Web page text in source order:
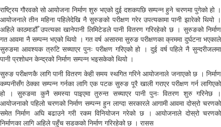
राष्ट्रिय गौरवको सो आयोजना निर्माण शुरु भएको दुई दशकपछि सम्पन्न हुने चरणमा पुगेको हो ।
आयोजनाले तीन महिना पहिलेदेखि नै सुरुङको परीक्षण गरेर उपत्यकामा पानी झारेको थियो ।
अहिले काठमाडौँ उपत्यका खानेपानी लिमिटेडले पानी वितरण गरिरहेको छ । सुरुङको निर्माण
गत आवमा नै सम्पन्न भएको थियो । गत वर्ष असारमा सुरुङ परीक्षणका क्रममा दुर्घटना भएकाले
सुरुङमा आवश्यक त्रुटि सच्याएर पुनः परीक्षण गरिएको हो । दुई वर्ष पहिले नै सुन्दरीजलमा
पानी प्रशोधन केन्द्रको निर्माण सम्पन्न भइसकेको थियो ।
सुरुङ परीक्षणकै लागि पानी वितरण केही समय स्थगित गरिने आयोजनाले जनाएको छ । निर्माण
कम्पनीसँग ठेक्का सम्पन्न गर्नका लागि एक पटक सुरुङ पूरै खाली गराएर परीक्षण गर्न लागिएको
हो । सुरुङमा कुनै समस्या पाइएमा तुरुन्त सच्याएर पानी पुनः वितरण शुरु गरिनेछ ।
आयोजनाको पहिलो चरणको निर्माण सम्पन्न हुन लाग्दा सरकारले आगामी आवमा दोस्रो चरणको
समेत निर्माण अघि बढाउने गरी रकम विनियोजन गरेको छ । आयोजनाले दोस्रो चरणको
निर्माणका लागि अहिले पहुँच सडकको निर्माण गरिरहेको छ । रासस